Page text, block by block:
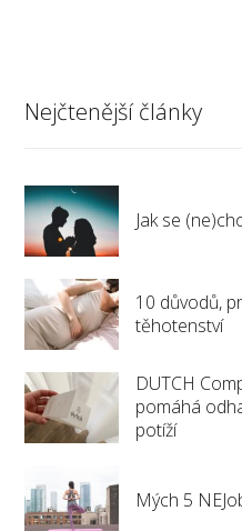
Nejčtenější články
Jak se
10 důvodů,
těhotenství
DUTCH
pomáhá
potíží
Mých 5